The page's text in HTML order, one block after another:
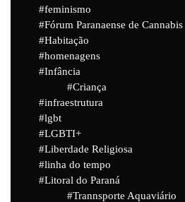
feminismo
Fórum Paranaense de Cannabis
Habitação
homenagens
Infância
Criança
infraestrutura
lgbt
LGBTI+
Liberdade Religiosa
linha do tempo
Litoral do Paraná
Trannsporte Aquaviário